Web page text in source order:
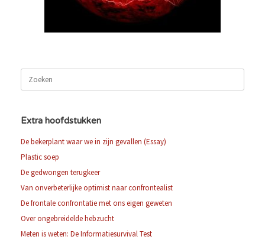
naar:
Extra hoofdstukken
De bekerplant waar we in zijn gevallen (Essay)
Plastic soep
De gedwongen terugkeer
Van onverbeterlijke optimist naar confrontealist
De frontale confrontatie met ons eigen geweten
Over ongebreidelde hebzucht
Meten is weten: De Informatiesurvival Test